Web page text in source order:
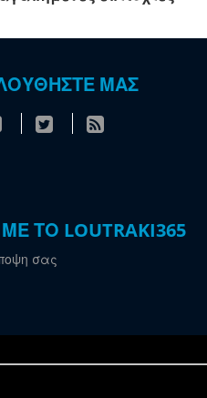
ΜΑΣ
ΤΟ LOUTRAKI365
σας